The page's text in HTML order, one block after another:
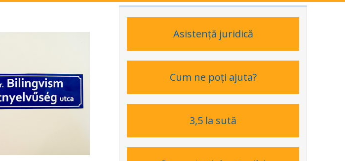
Asistență juridică
Cum ne poți ajuta?
3,5 la sută